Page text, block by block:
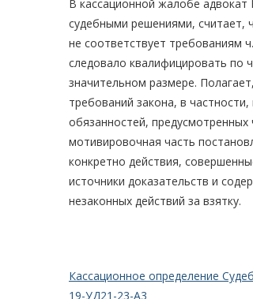
В кассационной жалобе
судебными решениями, считает,
не соответствует требованиям
следовало квалифицировать по
значительном размере.
требований закона, в
обязанностей,
мотивировочная часть
конкретно действия,
источники доказательств и
незаконных действий за взятку.
Кассационное определение
19-УД21-23-А3